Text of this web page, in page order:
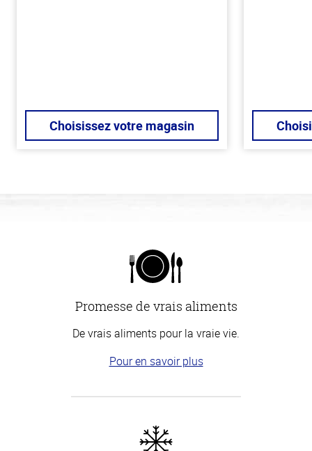
Choisissez votre magasin
Promesse de vrais aliments
De vrais aliments pour la vraie vie.
Pour en savoir plus